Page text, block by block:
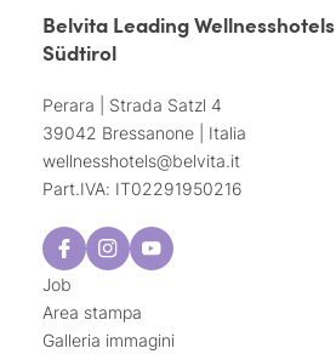
Belvita Leading Wellnesshotels
Südtirol
Perara | Strada Satzl 4
39042 Bressanone | Italia
wellnesshotels@belvita.it
Part.IVA: IT02291950216
Job
Area stampa
Galleria immagini